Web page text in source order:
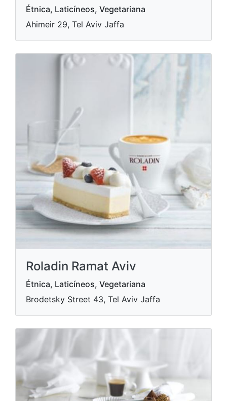
Étnica, Laticíneos, Vegetariana
Ahimeir 29, Tel Aviv Jaffa
Roladin Ramat Aviv
Étnica, Laticíneos, Vegetariana
Brodetsky Street 43, Tel Aviv Jaffa